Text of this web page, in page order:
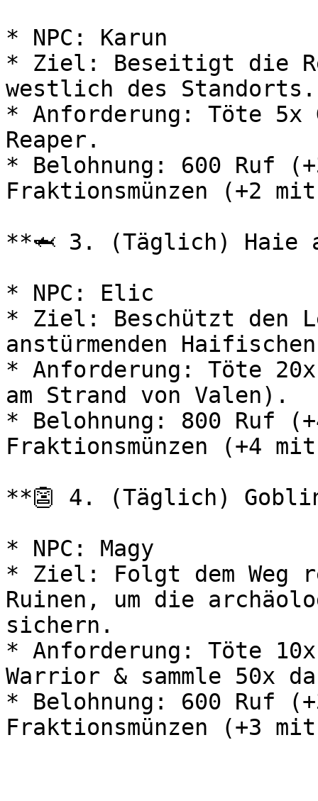
* NPC: Karun
* Ziel: Beseitigt die
westlich des Standorts.
* Anforderung: Töte 5x
Reaper.
* Belohnung: 600 Ruf
Fraktionsmünzen (+2
**🦈 3. (Täglich) Haie
* NPC: Elic
* Ziel: Beschützt den
anstürmenden
* Anforderung: Töte
am Strand von Valen).
* Belohnung: 800 Ruf
Fraktionsmünzen (+4
**👺 4. (Täglich)
* NPC: Magy
* Ziel: Folgt dem Weg
Ruinen, um die
sichern.
* Anforderung: Töte
Warrior & sammle 50x
* Belohnung: 600 Ruf